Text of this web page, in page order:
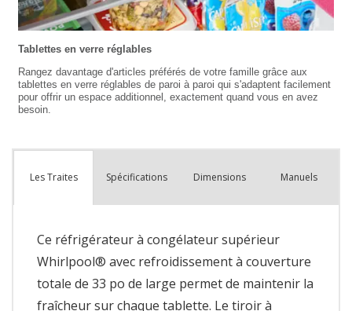
Les Traites Spécifications Dimensions Manuels
Ce réfrigérateur à congélateur supérieur
Whirlpool® avec refroidissement à couverture
totale de 33 po de large permet de maintenir la
fraîcheur sur chaque tablette. Le tiroir à